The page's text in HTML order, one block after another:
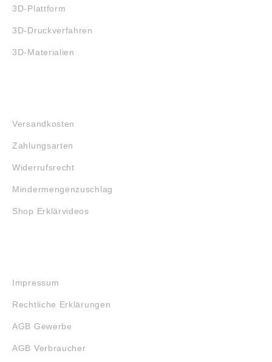
3D-Plattform
3D-Druckverfahren
3D-Materialien
Versandkosten
Zahlungsarten
Widerrufsrecht
Mindermengenzuschlag
Shop Erklärvideos
Impressum
Rechtliche Erklärungen
AGB Gewerbe
AGB Verbraucher